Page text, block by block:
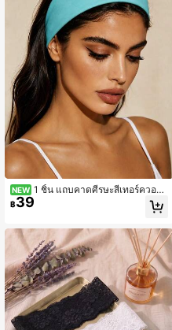
NEW 1 ชิ้น แถบคาดศีรษะสีเทอร์ควอยซ์
สำหรับผู้หญิง, แถบคาดศีรษะกว้างยืดห
ยุ่นนุ่ม, อุปกรณ์เสริมแฟชั่น
฿39